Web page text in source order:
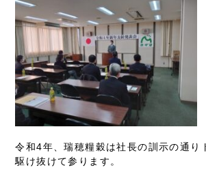
令和4年、瑞穂糧穀は社長の訓示の通り
駆け抜けて参ります。